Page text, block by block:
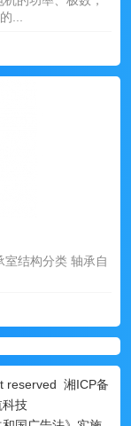
...
结构分类 轴承自
reserved 湘ICP备
科技